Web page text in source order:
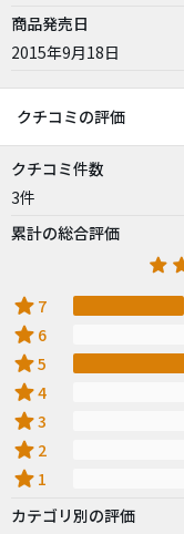
商品発売日
2015年9月18日
クチコミの評価
クチコミ件数
3件
累計の総合評価
star 7
star 6
star5
star4
star3
star 2
star 1
カテゴリ別の評価